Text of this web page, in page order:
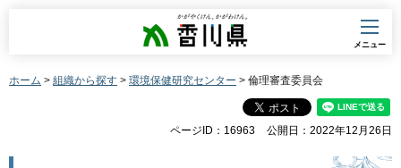
香川県
メニュー
ホーム > 組織から探す > 環境保健研究センター > 倫理審査委員会
ページID：16963 公開日：2022年12月26日